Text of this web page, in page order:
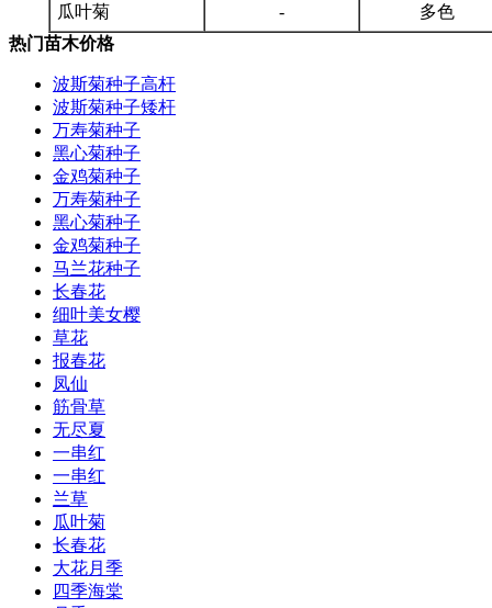
瓜叶菊 -
多色
热门苗木价格
波斯菊种子高杆
波斯菊种子矮杆
万寿菊种子
黑心菊种子
金鸡菊种子
万寿菊种子
黑心菊种子
金鸡菊种子
马兰花种子
长春花
细叶美女樱
草花
报春花
凤仙
筋骨草
无尽夏
一串红
一串红
兰草
瓜叶菊
长春花
大花月季
四季海棠